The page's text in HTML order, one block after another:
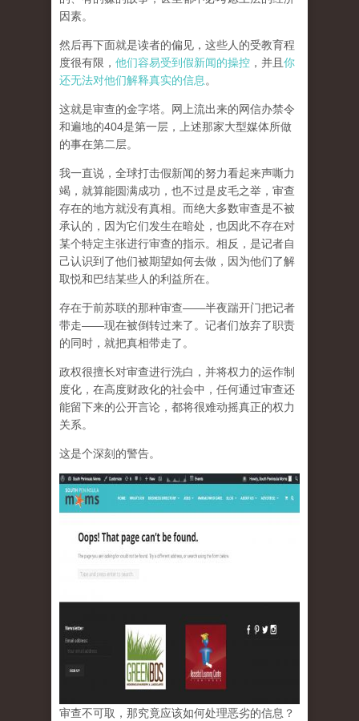
因素。
然后再下面就是读者的偏见，这些人的受教育程
度很有限， 他们容易受到假新闻的操控 ，并且 你
还无法对他们解释真实的信息 。
这就是审查的金字塔。网上流出来的网信办禁令
和遍地的404是第一层，上述那家大型媒体所做
的事在第二层。
我一直说，全球打击假新闻的努力看起来声嘶力
竭，就算能圆满成功，也不过是皮毛之举，审查
存在的地方就没有真相。而绝大多数审查是不被
承认的，因为它们发生在暗处，也因此不存在对
某个特定主张进行审查的指示。相反，是记者自
己认识到了他们被期望如何去做，因为他们了解
取悦和巴结某些人的利益所在。
存在于前苏联的那种审查——半夜踹开门把记者
带走——现在被倒转过来了。记者们放弃了职责
的同时，就把真相带走了。
政权很擅长对审查进行洗白，并将权力的运作制
度化，在高度财政化的社会中，任何通过审查还
能留下来的公开言论，都将很难动摇真正的权力
关系。
这是个深刻的警告。
审查不可取，那究竟应该如何处理恶劣的信息？